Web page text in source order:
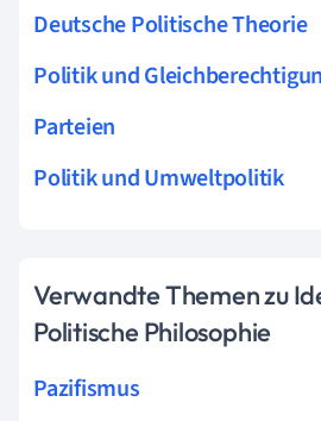
Deutsche Politische Theorie
Politik und
Parteien
Politik und Umweltpolitik
Verwandte Themen zu
Politische Philosophie
Pazifismus